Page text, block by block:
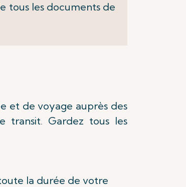
tous les documents de
et de voyage auprès des
transit. Gardez tous les
la durée de votre